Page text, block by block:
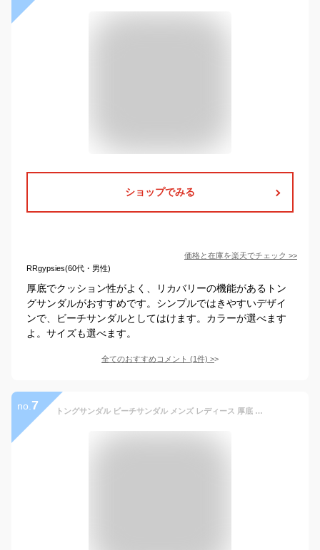
ショップでみる
価格と在庫を楽天でチェック >>
RRgypsies(60代・男性)
厚底でクッション性がよく、リカバリーの機能があるトン
グサンダルがおすすめです。シンプルではきやすいデザイ
ンで、ビーチサンダルとしてはけます。カラーが選べます
よ。サイズも選べます。
全てのおすすめコメント (1件) >
no. 7 トングサンダル ビーチサンダル メンズ レディース 厚底 サンダル 滑り止め かかと付き カジュアルシューズ ストラップ 滑りにくい コンフォート 歩きやすい 疲れにくい アウトドア 軽い 柔らかい ビーチ 海 おしゃれ